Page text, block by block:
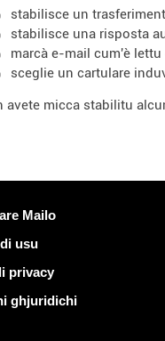
stabilisce un
stabilisce una risposta
marcà e-mail cum'è
sceglie un cartulare
avete micca stabilitu
Mailo
usu
privacy
ghjuridichi